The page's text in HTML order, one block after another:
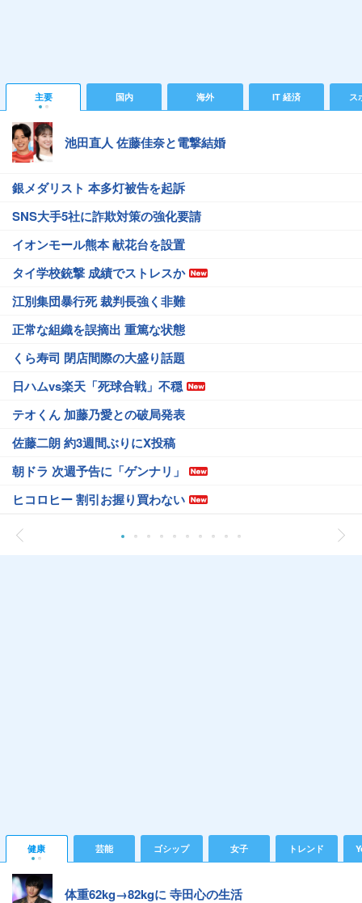
主要 国内 海外 IT 経済 ス
池田直人 佐藤佳奈と電撃結婚
銀メダリスト 本多灯被告を起訴
SNS大手5社に詐欺対策の強化要請
イオンモール熊本 献花台を設置
タイ学校銃撃 成績でストレスか
江別集団暴行死 裁判長強く非難
正常な組織を誤摘出 重篤な状態
くら寿司 閉店間際の大盛り話題
日ハムvs楽天「死球合戦」不穏
テオくん 加藤乃愛との破局発表
佐藤二朗 約3週間ぶりにX投稿
朝ドラ 次週予告に「ゲンナリ」
ヒコロヒー 割引お握り買わない
健康 芸能 ゴシップ 女子 トレンド
体重62kg→82kgに 寺田心の生活